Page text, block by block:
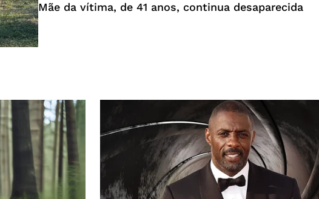
Mãe da vítima, de 41 anos, continua desaparecida